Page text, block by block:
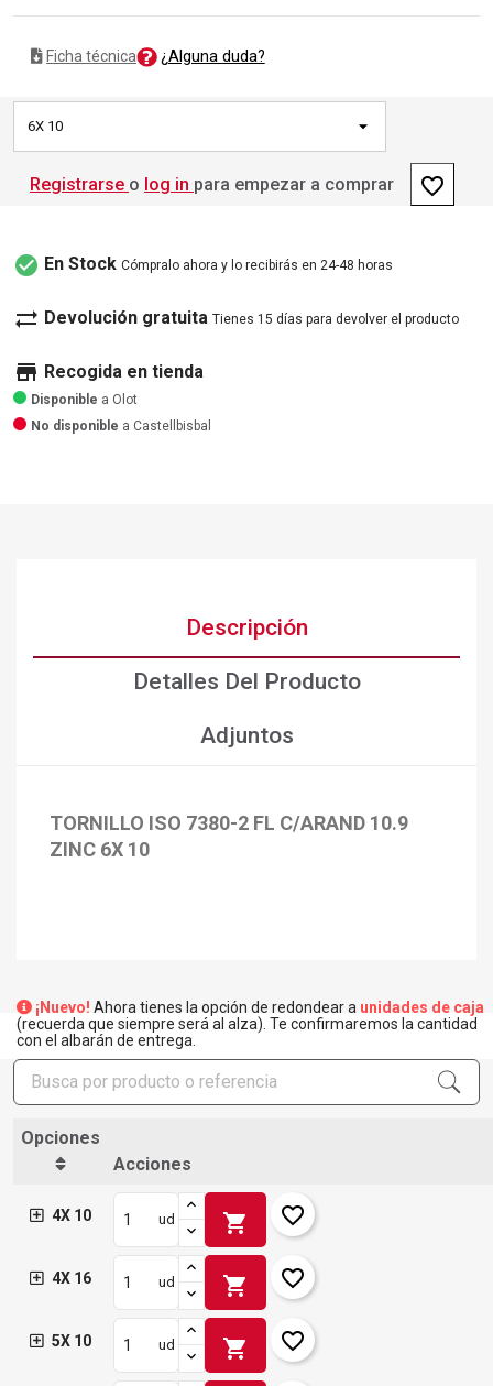
Ficha técnica ¿Alguna duda?
6X 10
Registrarse o log in para empezar a comprar favorite_border
check_circle En Stock Cómpralo ahora y lo recibirás en 24-48 horas
sync_alt Devolución gratuita Tienes 15 días para devolver el producto
store Recogida en tienda
Disponible a Olot
No disponible a Castellbisbal
Descripción
Detalles Del Producto
Adjuntos
TORNILLO ISO 7380-2 FL C/ARAND 10.9
ZINC 6X 10
¡Nuevo! Ahora tienes la opción de redondear a unidades de caja
(recuerda que siempre será al alza). Te confirmaremos la cantidad
con el albarán de entrega.
Opciones
Acciones
4X 10 ud shopping_cart favorite_border
4X 16 ud shopping_cart favorite_border
5X 10 ud shopping_cart favorite_border